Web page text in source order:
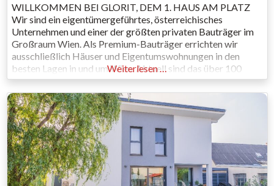
WILLKOMMEN BEI GLORIT, DEM 1. HAUS AM PLATZ
Wir sind ein eigentümergeführtes, österreichisches
Unternehmen und einer der größten privaten Bauträger im
Großraum Wien. Als Premium-Bauträger errichten wir
ausschließlich Häuser und Eigentumswohnungen in den
besten Lagen in und um Wien. Aktuell sind das über 100
Projekte. Was uns einzigartig macht: Wir sind Bauträger,
Bauunternehmen und Fertighausfirma in einem – mit
eigenem
Weiterlesen …